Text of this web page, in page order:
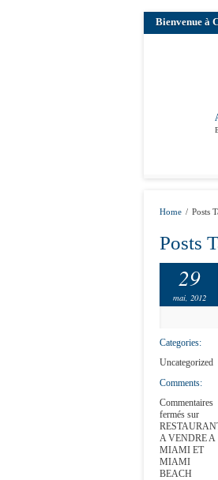
Bienvenue à
Home / Posts
Posts
29
mai, 2012
Categories:
Uncategorized
Comments:
Commentaires
fermés sur
A VENDRE A
MIAMI ET
MIAMI
BEACH